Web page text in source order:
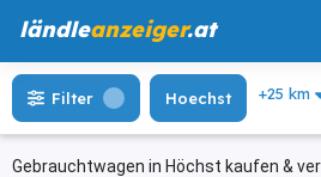
ländleanzeiger.at
Gebrauchtwagen in Höchst kaufen &
Filter Hoechst